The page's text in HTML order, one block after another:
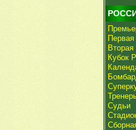
Первая
Вторая
Кубок
Судьи